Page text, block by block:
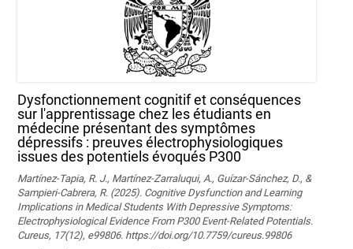
Dysfonctionnement cognitif et conséquences
sur l'apprentissage chez les étudiants en
médecine présentant des symptômes
dépressifs : preuves électrophysiologiques
issues des potentiels évoqués P300
Martínez-Tapia, R. J., Martínez-Zarraluqui, A., Guízar-Sánchez, D., &
Sampieri-Cabrera, R. (2025). Cognitive Dysfunction and Learning
Implications in Medical Students With Depressive Symptoms:
Electrophysiological Evidence From P300 Event-Related Potentials.
Cureus, 17(12), e99806. https://doi.org/10.7759/cureus.99806